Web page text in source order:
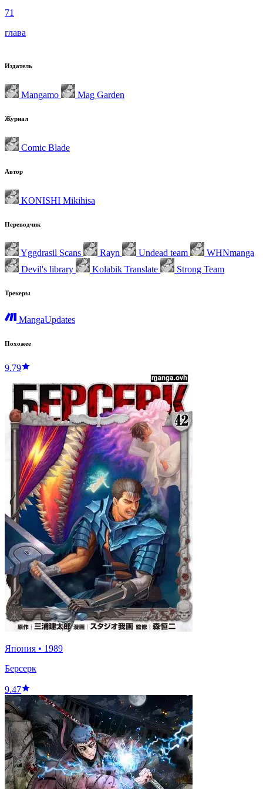
71
глава
Издатель
Mangamo Mag Garden
Журнал
Comic Blade
Автор
KONISHI Mikihisa
Переводчик
Yggdrasil Scans Rayn Undead team
WHNmanga
Devil's library
Kolabik Translate Strong Team
Трекеры
MangaUpdates
Похожее
9.79
Япония • 1989
Берсерк
9.47